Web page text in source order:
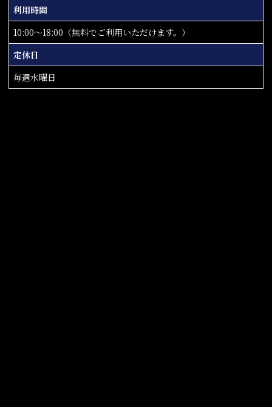
利用時間
10:00～18:00（無料でご利用いただけます。）
定休日
毎週水曜日